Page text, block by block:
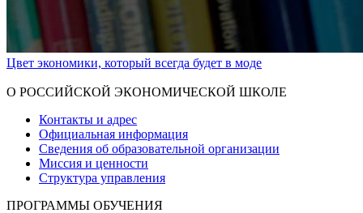
Цвет экономики, который всегда будет в моде
О РОССИЙСКОЙ ЭКОНОМИЧЕСКОЙ ШКОЛЕ
Контакты и адрес
Официальная информация
Сведения об образовательной организации
Миссия и ценности
Структура управления
ПРОГРАММЫ ОБУЧЕНИЯ